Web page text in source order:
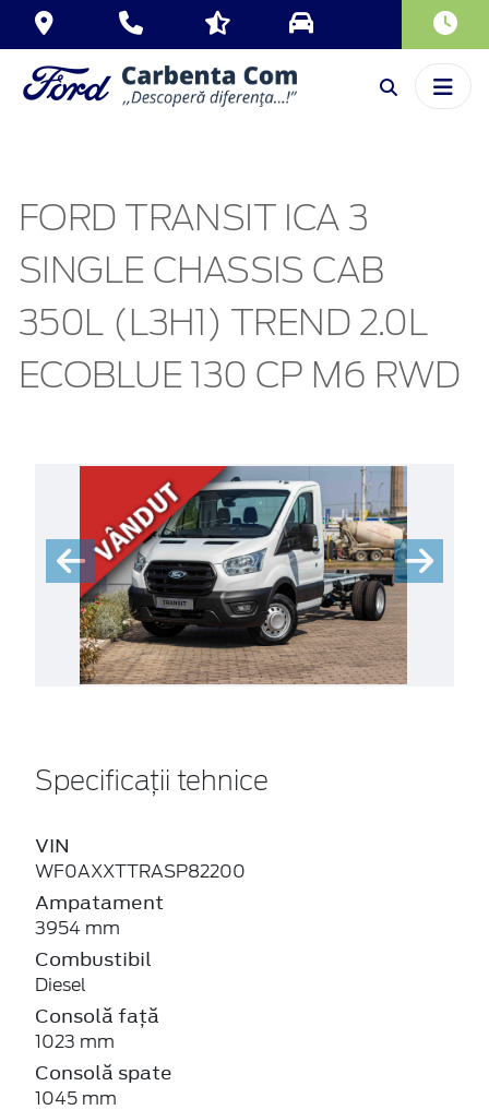
FORD TRANSIT ICA 3
SINGLE CHASSIS CAB
350L (L3H1) TREND 2.0L
ECOBLUE 130 CP M6 RWD
Specificații tehnice
VIN
WF0AXXTTRASP82200
Ampatament
3954 mm
Combustibil
Diesel
Consolă față
1023 mm
Consolă spate
1045 mm